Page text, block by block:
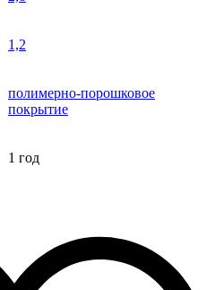
1,2
полимерно-порошковое
покрытие
1 год